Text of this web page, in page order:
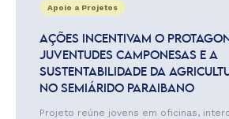
Apoio a Projetos
AÇÕES INCENTIVAM O
JUVENTUDES CAMPONESAS E A
SUSTENTABILIDADE DA
NO SEMIÁRIDO PARAIBANO
Projeto reúne jovens em oficinas,